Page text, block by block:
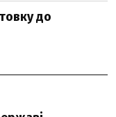
до